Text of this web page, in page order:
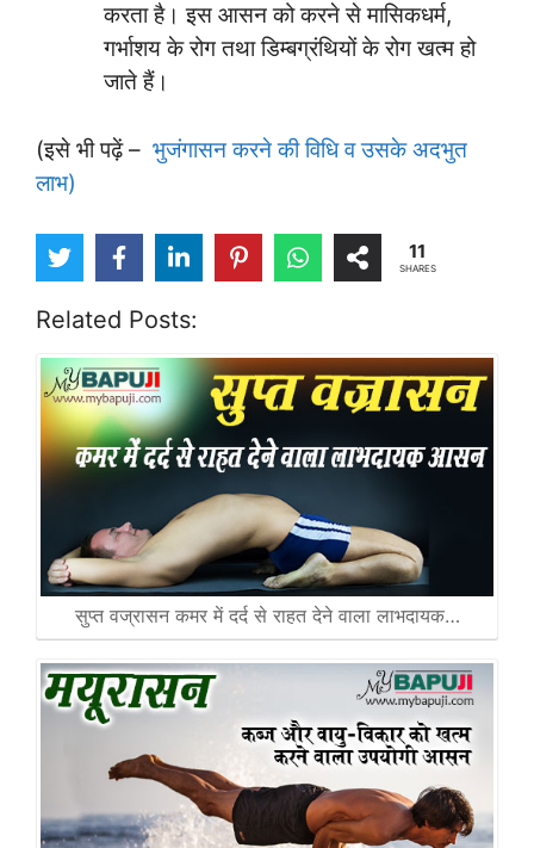
करता है। इस आसन को करने से मासिकधर्म,
गर्भाशय के रोग तथा डिम्बग्रंथियों के रोग खत्म हो
जाते हैं।
(इसे भी पढ़ें – भुजंगासन करने की विधि व उसके अदभुत
लाभ)
11
SHARES
Related Posts:
सुप्त वज्रासन कमर में दर्द से राहत देने वाला लाभदायक…